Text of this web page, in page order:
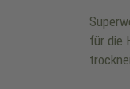
für die